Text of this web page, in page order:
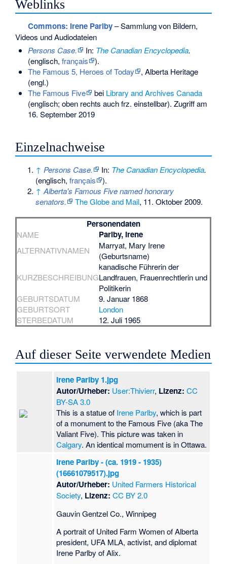
Weblinks
Commons: Irene Parlby– Sammlung von Bildern,
Videos und Audiodateien
Persons Case.
In: The Canadian Encyclopedia.
(englisch, français
).
The Famous 5, Heroes of Today
, Alberta Heritage
(engl.)
The Famous Five
bei Library and Archives Canada
(englisch; oben rechts auch frz. einstellbar). Zugriff am
16. September 2019
Einzelnachweise
↑ Persons Case. In: The Canadian Encyclopedia.
(englisch,français
).
↑ Alberta's Famous Five named honorary
senators.
The Globe and Mail, 11. Oktober 2009.
Personendaten
NAME Parlby, Irene
ALTERNATIVNAMEN
Marryat, Mary Irene
(Geburtsname)
KURZBESCHREIBUNG
kanadische Führerin der
Landfrauen, Frauenrechtlerin und
Politikerin
GEBURTSDATUM
9. Januar 1868
GEBURTSORT
London
STERBEDATUM
12. Juli 1965
Auf dieser Seite verwendete Medien
Irene Parlby 1.jpg
Autor/Urheber: User:Thivierr, Lizenz: CC
BY-SA 3.0
This is a statue of Irene Parlby, which is part
of a monument to the Famous Five (aka The
Valiant Five). This picture was taken in
Calgary. An identical momument is in Ottawa.
Irene Parlby - (ca. 1919 - 1935)
(16661079517).jpg
Autor/Urheber: United Farmers Historical
Society, Lizenz: CC BY 2.0
Gauvin Gentzel Co., Winnipeg
A portrait of United Farm Women of Alberta
president, UFA MLA, activist, and diplomat
Irene Parlby of Alix.